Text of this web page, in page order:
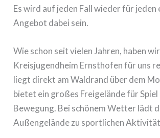
Es wird auf jeden Fall wieder für
Angebot dabei sein.
Wie schon seit vielen Jahren, haben
Kreisjugendheim Ernsthofen für uns
liegt direkt am Waldrand über dem
bietet ein großes Freigelände für Spiel
Bewegung. Bei schönem Wetter lädt
Außengelände zu sportlichen